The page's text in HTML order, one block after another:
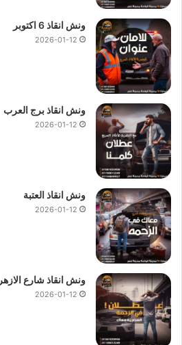
ونش انقاذ 6 اكتوبر
2026-01-12
ونش انقاذ برج العرب
2026-01-12
ونش انقاذ العتبة
2026-01-12
ونش انقاذ شارع الازهر
2026-01-12